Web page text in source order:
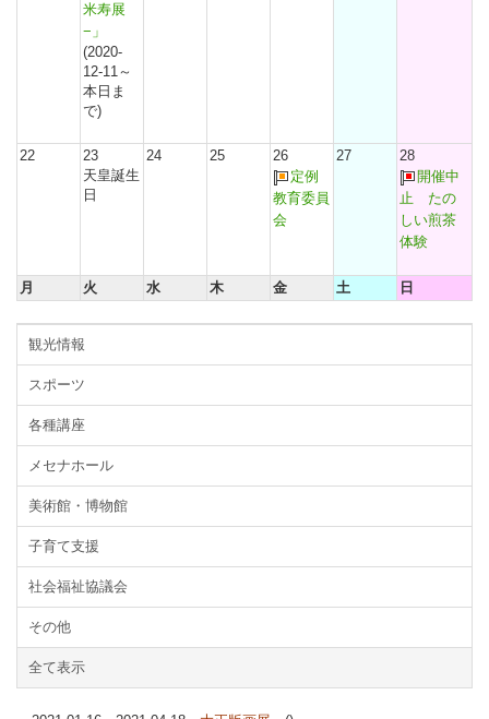
米寿展
−」
(2020-
12-11～
本日ま
で)
22
23
天皇誕生
日
24 25
26
定例
教育委員
会
27
28
開催中
止 たの
しい煎茶
体験
月 火 水 木 金 土 日
観光情報
スポーツ
各種講座
メセナホール
美術館・博物館
子育て支援
社会福祉協議会
その他
全て表示